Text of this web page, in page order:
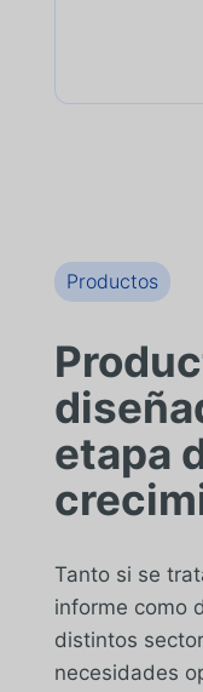
Productos
etapa
Tanto si se
informe como
distintos
necesidades